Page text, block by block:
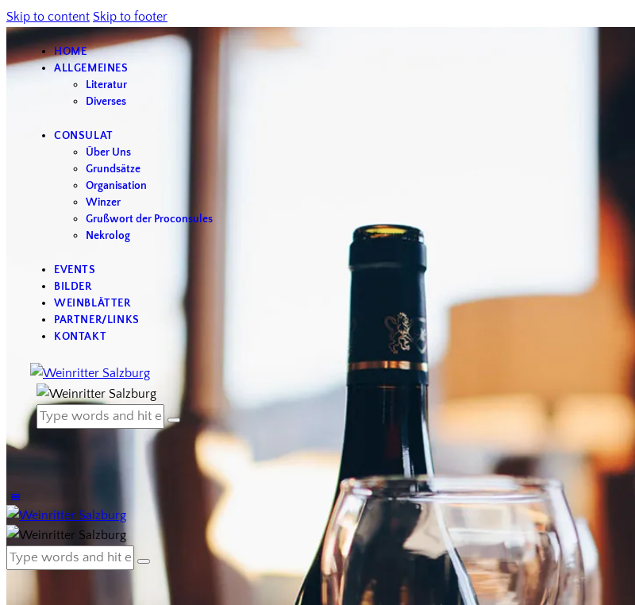
Skip to content Skip to footer
HOME
ALLGEMEINES
Literatur
Diverses
CONSULAT
Über Uns
Grundsätze
Organisation
Winzer
Grußwort der Proconsules
Nekrolog
EVENTS
BILDER
WEINBLÄTTER
PARTNER/LINKS
KONTAKT